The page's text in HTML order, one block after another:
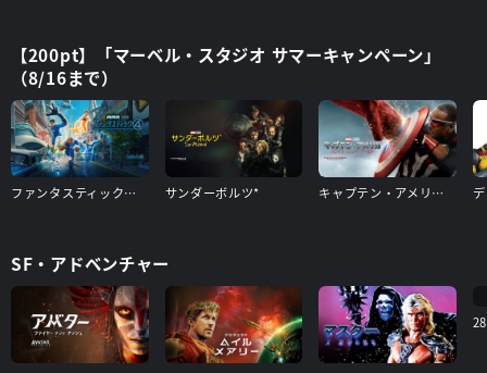
【200pt】「マーベル・スタジオ サマーキャンペーン」
（8/16まで）
ファンタスティック４：ファースト・ステップ サンダーボルツ* キャプテン・アメリカ：ブレイブ・ニュー・ワールド
SF・アドベンチャー